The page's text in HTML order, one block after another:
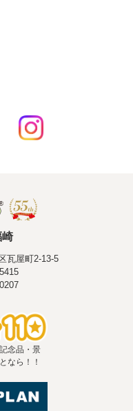
崎
瓦屋町2-13-5
念品・景
なら！！